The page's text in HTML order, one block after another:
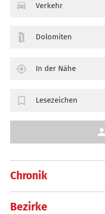
Chronik
Bezirke
Verkehr
Dolomiten
In der Nähe
Lesezeichen